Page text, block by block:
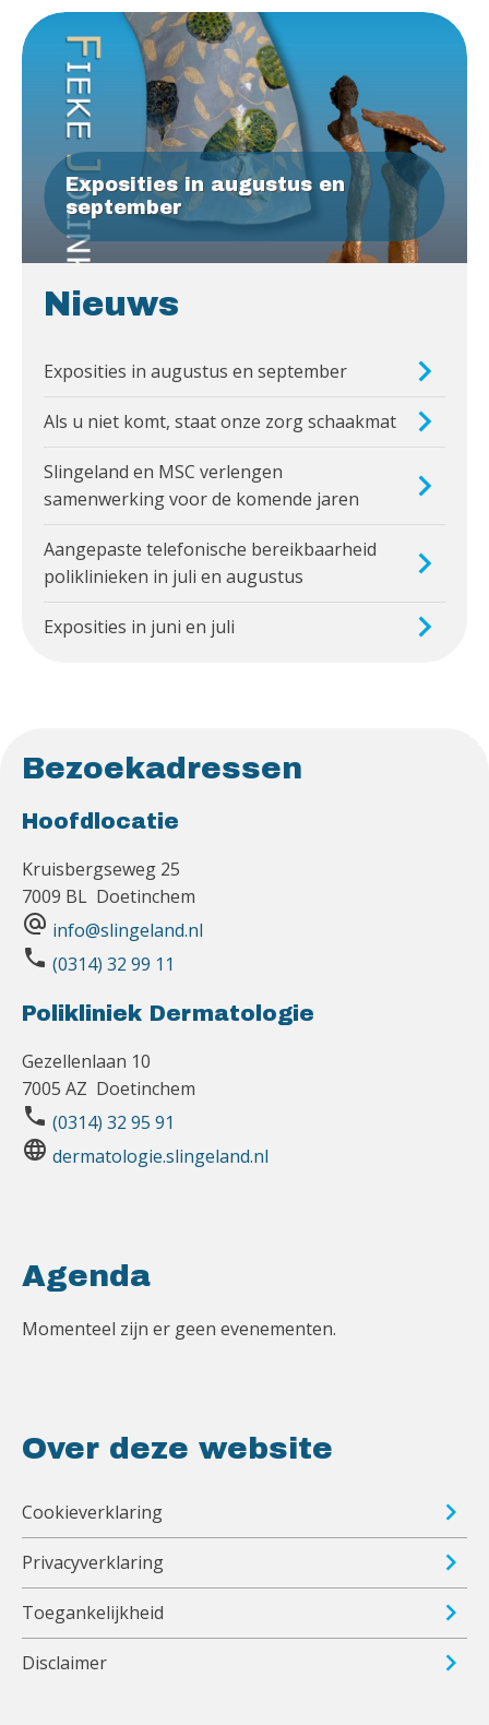
Exposities in augustus en
september
Nieuws
Exposities in augustus en september
Als u niet komt, staat onze zorg schaakmat
Slingeland en MSC verlengen
samenwerking voor de komende jaren
Aangepaste telefonische bereikbaarheid
poliklinieken in juli en augustus
Exposities in juni en juli
Bezoekadressen
Hoofdlocatie
Kruisbergseweg 25
7009 BL Doetinchem
alternate_email info@slingeland.nl
phone (0314) 32 99 11
Polikliniek Dermatologie
Gezellenlaan 10
7005 AZ Doetinchem
phone (0314) 32 95 91
language dermatologie.slingeland.nl
Agenda
Momenteel zijn er geen evenementen.
Over deze website
Cookieverklaring
Privacyverklaring
Toegankelijkheid
Disclaimer